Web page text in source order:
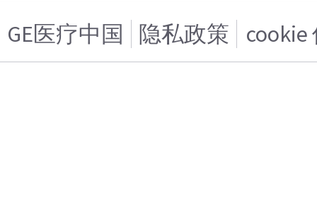
GE医疗中国 隐私政策 cookie